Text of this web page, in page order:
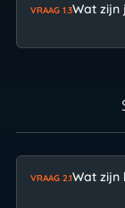
VRAAG 1.3Wat zijn
VRAAG 2.1Wat zijn